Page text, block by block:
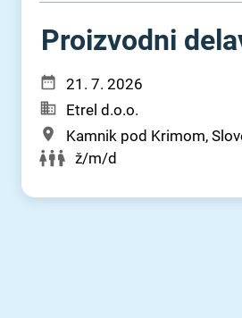
Proizvodni
21. 7. 2026
Etrel d.o.o.
Kamnik pod Krimom,
ž/m/d